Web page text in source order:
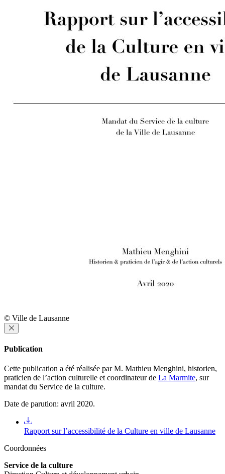
© Ville de Lausanne
Publication
Cette publication a été réalisée par M. Mathieu Menghini, historien,
praticien de l’action culturelle et coordinateur de La Marmite, sur
mandat du Service de la culture.
Date de parution: avril 2020.
Rapport sur l’accessibilité de la Culture en ville de Lausanne
Coordonnées
Service de la culture